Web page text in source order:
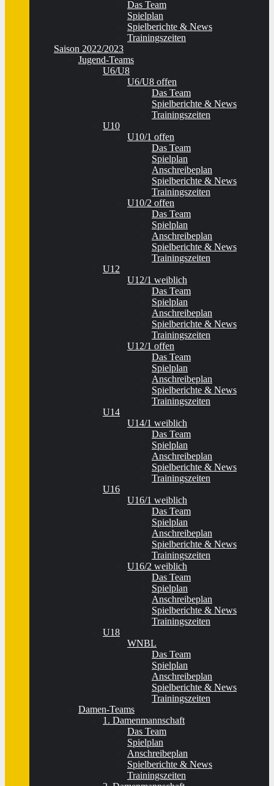
Das Team
Spielplan
Spielberichte & News
Trainingszeiten
Saison 2022/2023
Jugend-Teams
U6/U8
U6/U8 offen
Das Team
Spielberichte & News
Trainingszeiten
U10
U10/1 offen
Das Team
Spielplan
Anschreibeplan
Spielberichte & News
Trainingszeiten
U10/2 offen
Das Team
Spielplan
Anschreibeplan
Spielberichte & News
Trainingszeiten
U12
U12/1 weiblich
Das Team
Spielplan
Anschreibeplan
Spielberichte & News
Trainingszeiten
U12/1 offen
Das Team
Spielplan
Anschreibeplan
Spielberichte & News
Trainingszeiten
U14
U14/1 weiblich
Das Team
Spielplan
Anschreibeplan
Spielberichte & News
Trainingszeiten
U16
U16/1 weiblich
Das Team
Spielplan
Anschreibeplan
Spielberichte & News
Trainingszeiten
U16/2 weiblich
Das Team
Spielplan
Anschreibeplan
Spielberichte & News
Trainingszeiten
U18
WNBL
Das Team
Spielplan
Anschreibeplan
Spielberichte & News
Trainingszeiten
Damen-Teams
1. Damenmannschaft
Das Team
Spielplan
Anschreibeplan
Spielberichte & News
Trainingszeiten